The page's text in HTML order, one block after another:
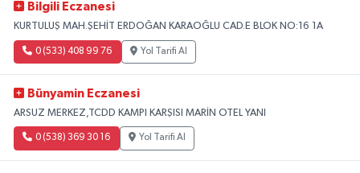
Bilgili Eczanesi
KURTULUŞ MAH.ŞEHİT ERDOĞAN KARAOĞLU CAD.E BLOK NO:16 1A
0 (533) 408 99 76 Yol Tarifi Al
Bünyamin Eczanesi
ARSUZ MERKEZ,TCDD KAMPI KARŞISI MARİN OTEL YANI
0 (538) 369 30 16 Yol Tarifi Al